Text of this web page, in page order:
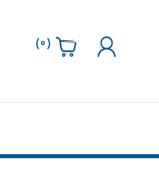
(
0
)